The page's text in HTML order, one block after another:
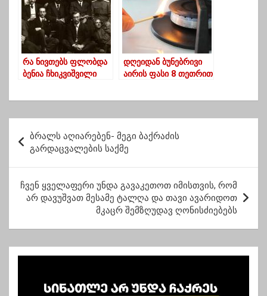
რა ნივთებს ფლობდა
ბენია ჩხიკვიშვილი
დღეიდან ბუნებრივი
აირის ფასი 8 თეთრით
ო
ს
ტ
ა
ბრალს აღიარებენ- მეგი ბაქრაძის
გარდაცვალების საქმე
ჩვენ ყველაფერი უნდა გავაკეთოთ იმისთვის, რომ
არ დავუშვათ მესამე ტალღა და თავი ავარიდოთ
მკაცრ შემზღუდავ ღონისძიებებს